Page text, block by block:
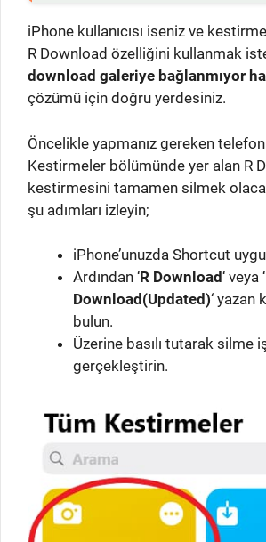
iPhone kullanıcısı iseniz ve
R Download özelliğini kullanmak
download galeriye bağlanmıyor
çözümü için doğru yerdesiniz.
Öncelikle yapmanız gereken
Kestirmeler bölümünde yer alan R
kestirmesini tamamen silmek
şu adımları izleyin;
iPhone’unuzda Shortcut
Ardından ‘R Download‘ veya ‘
Download(Updated)‘ yazan
bulun.
Üzerine basılı tutarak silme
gerçekleştirin.